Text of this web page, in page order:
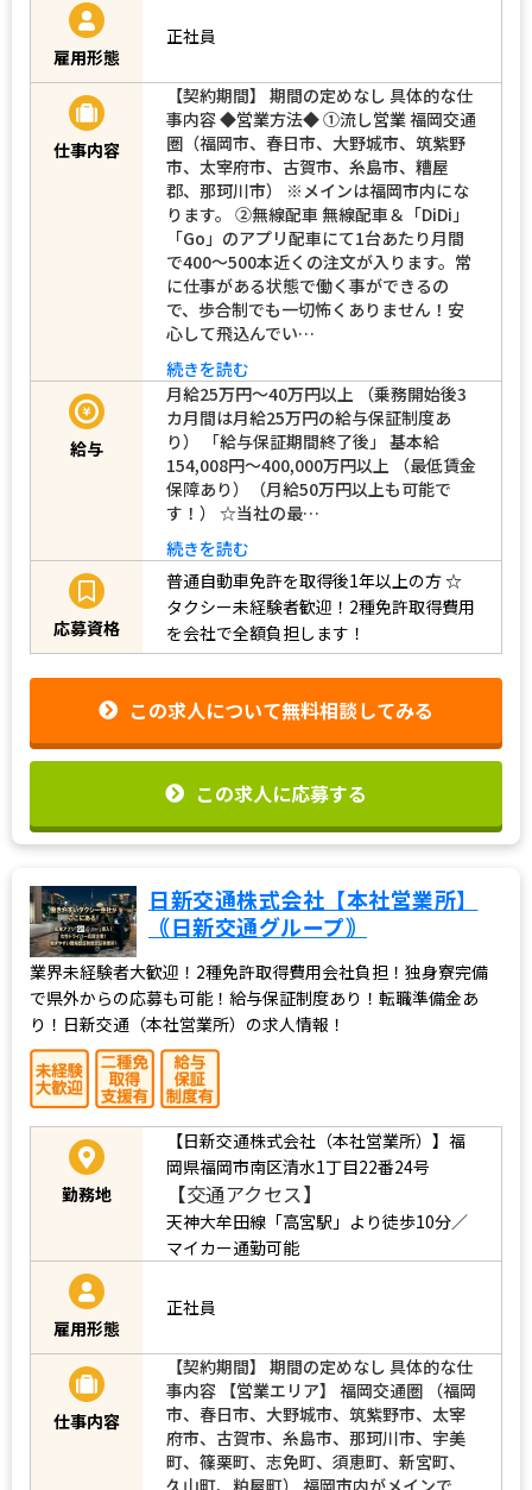
雇用形態
正社員
仕事内容
【契約期間】 期間の定めなし 具体的な仕
事内容 ◆営業方法◆ ①流し営業 福岡交通
圏（福岡市、春日市、大野城市、筑紫野
市、太宰府市、古賀市、糸島市、糟屋
郡、那珂川市） ※メインは福岡市内にな
ります。 ②無線配車 無線配車＆「DiDi」
「Go」のアプリ配車にて1台あたり月間
で400～500本近くの注文が入ります。常
に仕事がある状態で働く事ができるの
で、歩合制でも一切怖くありません！安
心して飛込んでい…
続きを読む
給与
月給25万円～40万円以上 （乗務開始後3
カ月間は月給25万円の給与保証制度あ
り） 「給与保証期間終了後」 基本給
154,008円～400,000万円以上 （最低賃金
保障あり）（月給50万円以上も可能で
す！） ☆当社の最…
続きを読む
応募資格
普通自動車免許を取得後1年以上の方☆
タクシー未経験者歓迎！2種免許取得費用
を会社で全額負担します！
この求人について無料相談してみる
この求人に応募する
日新交通株式会社【本社営業所】
｟日新交通グループ｠
業界未経験者大歓迎！2種免許取得費用会社負担！独身寮完備
で県外からの応募も可能！給与保証制度あり！転職準備金あ
り！日新交通（本社営業所）の求人情報！
勤務地
【日新交通株式会社（本社営業所）】福
岡県福岡市南区清水1丁目22番24号
【交通アクセス】
天神大牟田線「高宮駅」より徒歩10分／
マイカー通勤可能
雇用形態
正社員
仕事内容
【契約期間】 期間の定めなし 具体的な仕
事内容 【営業エリア】 福岡交通圏 （福岡
市、春日市、大野城市、筑紫野市、太宰
府市、古賀市、糸島市、那珂川市、宇美
町、篠栗町、志免町、須恵町、新宮町、
久山町、粕屋町） 福岡市内がメインで